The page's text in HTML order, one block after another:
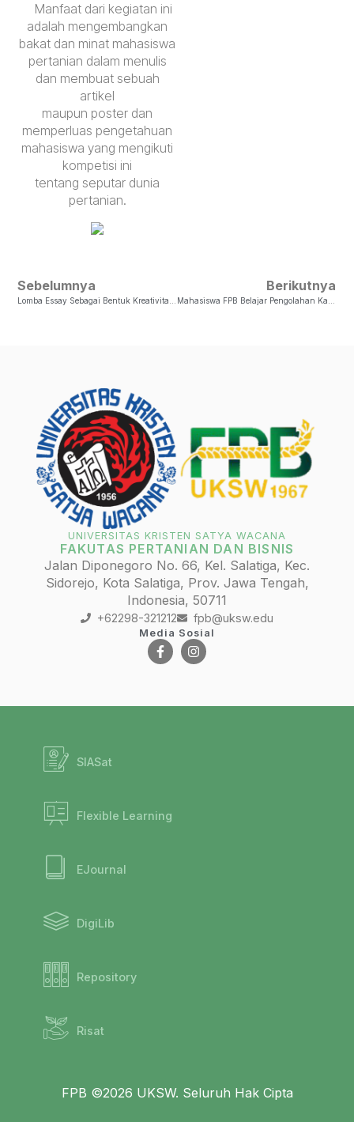
Manfaat dari kegiatan ini
adalah mengembangkan
bakat dan minat mahasiswa
pertanian dalam menulis
dan membuat sebuah
artikel
maupun poster dan
memperluas pengetahuan
mahasiswa yang mengikuti
kompetisi ini
tentang seputar dunia
pertanian.
Sebelumnya Berikutnya
UNIVERSITAS KRISTEN SATYA WACANA
FAKUTAS PERTANIAN DAN BISNIS
Jalan Diponegoro No. 66, Kel. Salatiga, Kec.
Sidorejo, Kota Salatiga, Prov. Jawa Tengah,
Indonesia, 50711
+62298-321212 fpb@uksw.edu
Media Sosial
SIASat
Flexible Learning
EJournal
DigiLib
Repository
Risat
FPB ©2026 UKSW. Seluruh Hak Cipta